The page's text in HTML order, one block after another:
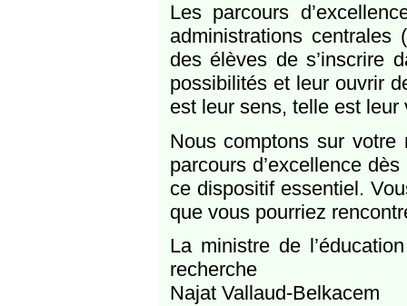
Les parcours
administrations centrales
des élèves de s’inscrire
possibilités et leur ouvrir
est leur sens, telle est
Nous comptons sur votre
parcours d’excellence
ce dispositif essentiel.
que vous pourriez
La ministre de
recherche
Najat Vallaud-Belkacem